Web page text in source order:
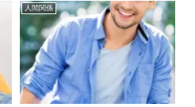
人間関係